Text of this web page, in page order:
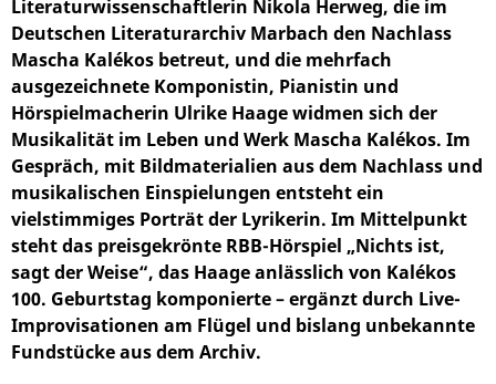
Literaturwissenschaftlerin Nikola Herweg, die im
Deutschen Literaturarchiv Marbach den Nachlass
Mascha Kalékos betreut, und die mehrfach
ausgezeichnete Komponistin, Pianistin und
Hörspielmacherin Ulrike Haage widmen sich der
Musikalität im Leben und Werk Mascha Kalékos. Im
Gespräch, mit Bildmaterialien aus dem Nachlass und
musikalischen Einspielungen entsteht ein
vielstimmiges Porträt der Lyrikerin. Im Mittelpunkt
steht das preisgekrönte RBB-Hörspiel „Nichts ist,
sagt der Weise“, das Haage anlässlich von Kalékos
100. Geburtstag komponierte – ergänzt durch Live-
Improvisationen am Flügel und bislang unbekannte
Fundstücke aus dem Archiv.